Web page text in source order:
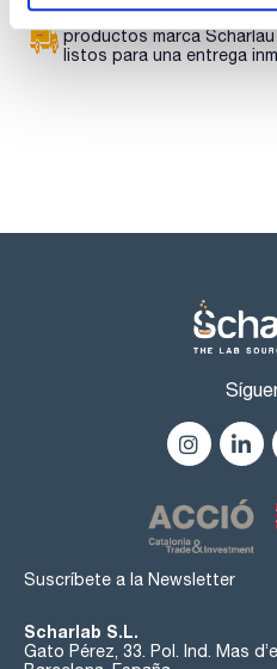
Los productos marcados
productos marca
listos para una entrega
Suscríbete a la Newsletter
Scharlab S.L.
Gato Pérez, 33. Pol. Ind. Mas